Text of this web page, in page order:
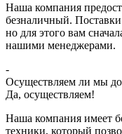
Наша компания
безналичный.
но для этого вам
нашими менеджерами.
-
Осуществляем ли мы
Да, осуществляем!
Наша компания имеет
техники, который